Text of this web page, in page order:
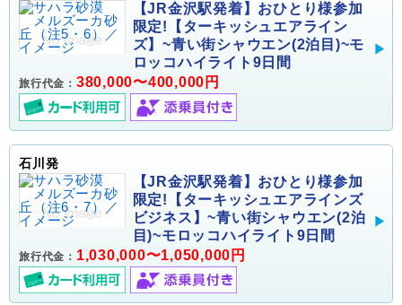
【JR金沢駅発着】おひとり様参加
限定!【ターキッシュエアライン
ズ】~青い街シャウエン(2泊目)~モ
ロッコハイライト9日間
旅行代金： 380,000〜400,000円
石川発
【JR金沢駅発着】おひとり様参加
限定!【ターキッシュエアラインズ
ビジネス】~青い街シャウエン(2泊
目)~モロッコハイライト9日間
旅行代金： 1,030,000〜1,050,000円